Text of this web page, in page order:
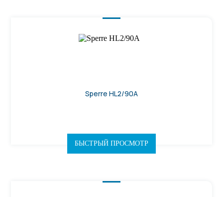
Sperre HL2/90A
БЫСТРЫЙ ПРОСМОТР